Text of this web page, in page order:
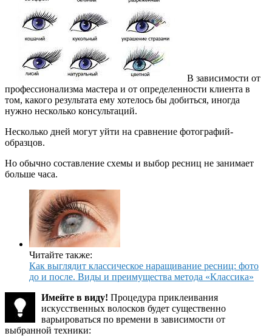
В зависимости от
профессионализма мастера и от определенности клиента в
том, какого результата ему хотелось бы добиться, иногда
нужно несколько консультаций.
Несколько дней могут уйти на сравнение фотографий-
образцов.
Но обычно составление схемы и выбор ресниц не занимает
больше часа.
Читайте также:
Как выглядит классическое наращивание ресниц: фото
до и после. Виды и преимущества метода «Классика»
Имейте в виду! Процедура приклеивания
искусственных волосков будет существенно
варьироваться по времени в зависимости от
выбранной техники: